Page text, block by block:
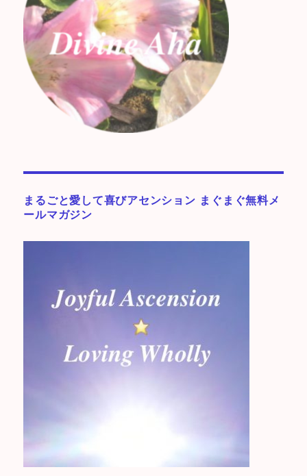
まるごと愛して喜びアセンション まぐまぐ無料メ
ールマガジン